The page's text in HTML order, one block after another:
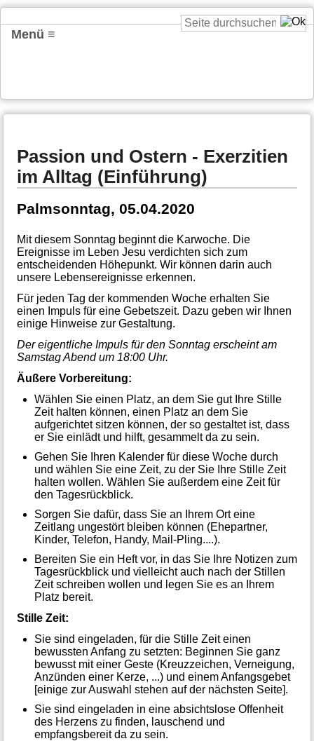
Menü ≡
Passion und Ostern - Exerzitien
im Alltag (Einführung)
Palmsonntag, 05.04.2020
Mit diesem Sonntag beginnt die Karwoche. Die
Ereignisse im Leben Jesu verdichten sich zum
entscheidenden Höhepunkt. Wir können darin auch
unsere Lebensereignisse erkennen.
Für jeden Tag der kommenden Woche erhalten Sie
einen Impuls für eine Gebetszeit. Dazu geben wir Ihnen
einige Hinweise zur Gestaltung.
Der eigentliche Impuls für den Sonntag erscheint am
Samstag Abend um 18:00 Uhr.
Äußere Vorbereitung:
Wählen Sie einen Platz, an dem Sie gut Ihre Stille
Zeit halten können, einen Platz an dem Sie
aufgerichtet sitzen können, der so gestaltet ist, dass
er Sie einlädt und hilft, gesammelt da zu sein.
Gehen Sie Ihren Kalender für diese Woche durch
und wählen Sie eine Zeit, zu der Sie Ihre Stille Zeit
halten wollen. Wählen Sie außerdem eine Zeit für
den Tagesrückblick.
Sorgen Sie dafür, dass Sie an Ihrem Ort eine
Zeitlang ungestört bleiben können (Ehepartner,
Kinder, Telefon, Handy, Mail-Pling....).
Bereiten Sie ein Heft vor, in das Sie Ihre Notizen zum
Tagesrückblick und vielleicht auch nach der Stillen
Zeit schreiben wollen und legen Sie es an Ihrem
Platz bereit.
Stille Zeit:
Sie sind eingeladen, für die Stille Zeit einen
bewussten Anfang zu setzten: Beginnen Sie ganz
bewusst mit einer Geste (Kreuzzeichen, Verneigung,
Anzünden einer Kerze, ...) und einem Anfangsgebet
[einige zur Auswahl stehen auf der nächsten Seite].
Sie sind eingeladen in eine absichtslose Offenheit
des Herzens zu finden, lauschend und
empfangsbereit da zu sein.